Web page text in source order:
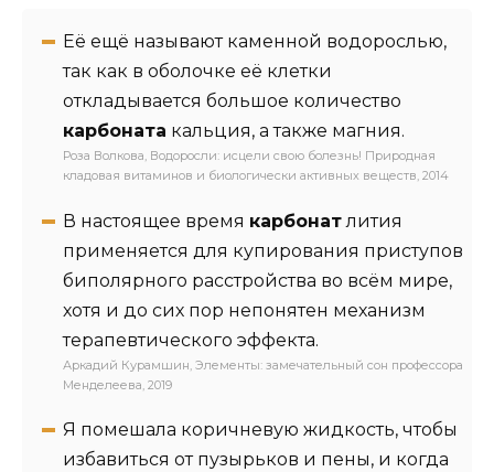
Её ещё называют каменной водорослью,
так как в оболочке её клетки
откладывается большое количество
карбоната кальция, а также магния.
Роза Волкова, Водоросли: исцели свою болезнь! Природная
кладовая витаминов и биологически активных веществ, 2014
В настоящее время карбонат лития
применяется для купирования приступов
биполярного расстройства во всём мире,
хотя и до сих пор непонятен механизм
терапевтического эффекта.
Аркадий Курамшин, Элементы: замечательный сон профессора
Менделеева, 2019
Я помешала коричневую жидкость, чтобы
избавиться от пузырьков и пены, и когда